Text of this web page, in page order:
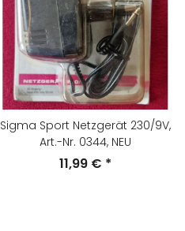
Sigma Sport Netzgerät 230/9V,
Art.-Nr. 0344, NEU
11,99 € *